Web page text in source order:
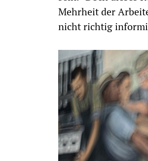
Mehrheit der
nicht richtig